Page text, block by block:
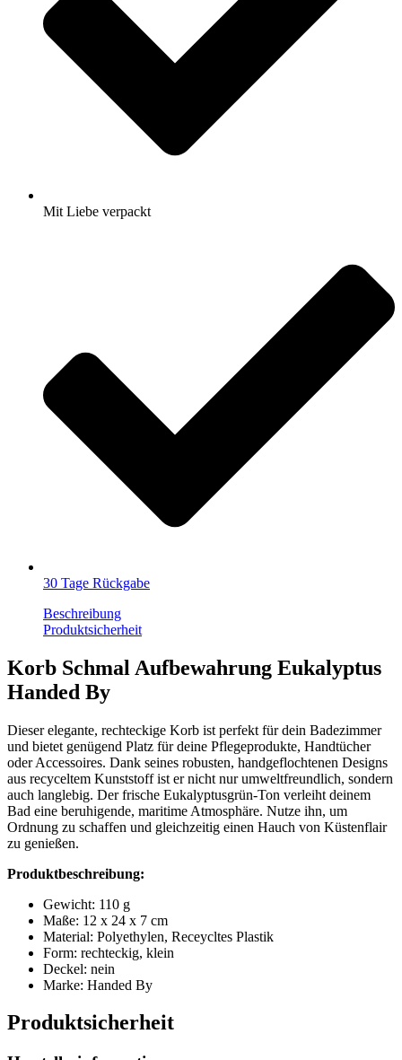
Mit Liebe verpackt
30 Tage Rückgabe
Beschreibung
Produktsicherheit
Korb Schmal Aufbewahrung Eukalyptus
Handed By
Dieser elegante, rechteckige Korb ist perfekt für dein Badezimmer
und bietet genügend Platz für deine Pflegeprodukte, Handtücher
oder Accessoires. Dank seines robusten, handgeflochtenen Designs
aus recyceltem Kunststoff ist er nicht nur umweltfreundlich, sondern
auch langlebig. Der frische Eukalyptusgrün-Ton verleiht deinem
Bad eine beruhigende, maritime Atmosphäre. Nutze ihn, um
Ordnung zu schaffen und gleichzeitig einen Hauch von Küstenflair
zu genießen.
Produktbeschreibung:
Gewicht: 110 g
Maße: 12 x 24 x 7 cm
Material: Polyethylen, Receycltes Plastik
Form: rechteckig, klein
Deckel: nein
Marke: Handed By
Produktsicherheit